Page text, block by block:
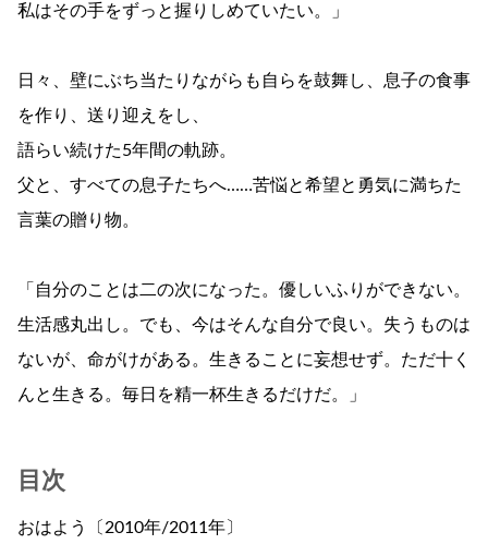
私はその手をずっと握りしめていたい。」
日々、壁にぶち当たりながらも自らを鼓舞し、息子の食事
を作り、送り迎えをし、
語らい続けた5年間の軌跡。
父と、すべての息子たちへ……苦悩と希望と勇気に満ちた
言葉の贈り物。
「自分のことは二の次になった。優しいふりができない。
生活感丸出し。でも、今はそんな自分で良い。失うものは
ないが、命がけがある。生きることに妄想せず。ただ十く
んと生きる。毎日を精一杯生きるだけだ。」
目次
おはよう〔2010年/2011年〕